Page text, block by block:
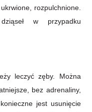
rozpulchnione.
w przypadku
leczyć zęby. Można
bez adrenaliny,
jest usunięcie